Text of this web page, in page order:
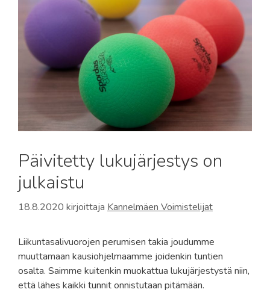
Päivitetty lukujärjestys on
julkaistu
18.8.2020 kirjoittaja Kannelmäen Voimistelijat
Liikuntasalivuorojen perumisen takia joudumme
muuttamaan kausiohjelmaamme joidenkin tuntien
osalta. Saimme kuitenkin muokattua lukujärjestystä niin,
että lähes kaikki tunnit onnistutaan pitämään.